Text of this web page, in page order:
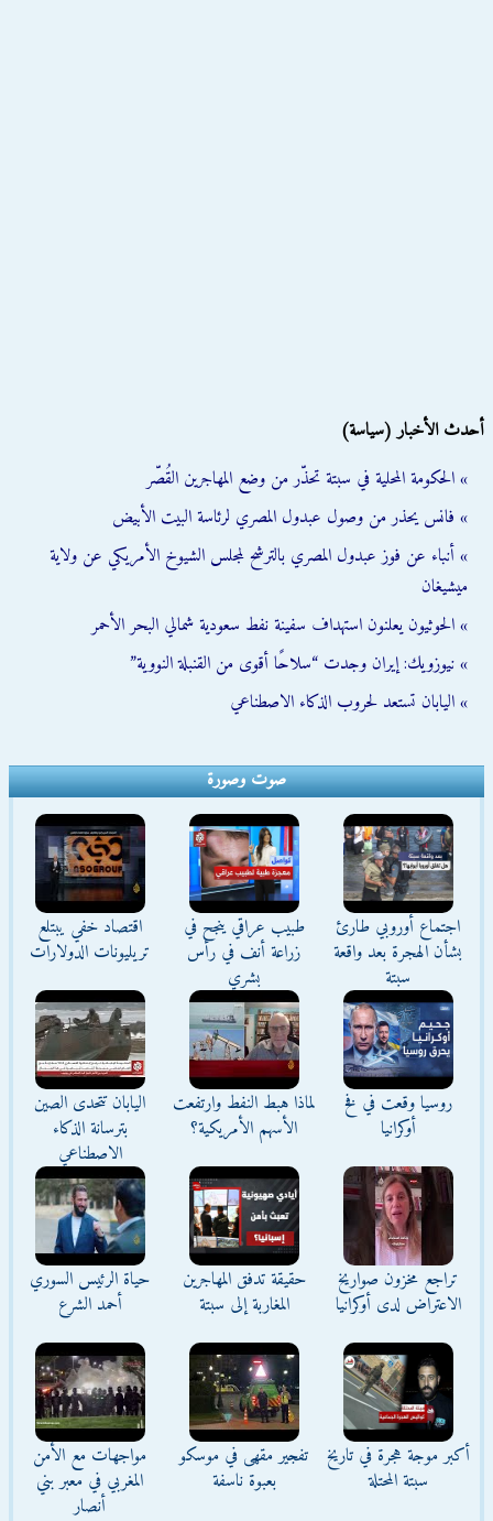
أحدث الأخبار (سياسة)
» الحكومة المحلية في سبتة تحذّر من وضع المهاجرين القُصّر
» فانس يحذر من وصول عبدول المصري لرئاسة البيت الأبيض
» أنباء عن فوز عبدول المصري بالترشح لمجلس الشيوخ الأمريكي عن ولاية
ميشيغان
» الحوثيون يعلنون استهداف سفينة نفط سعودية شمالي البحر الأحمر
» نيوزويك: إيران وجدت “سلاحًا أقوى من القنبلة النووية”
» اليابان تستعد لحروب الذكاء الاصطناعي
صوت وصورة
اجتماع أوروبي طارئ
بشأن الهجرة بعد واقعة
سبتة
طبيب عراقي ينجح في
زراعة أنف في رأس
بشري
اقتصاد خفي يبتلع
تريليونات الدولارات
روسيا وقعت في فخ
أوكرانيا
لماذا هبط النفط وارتفعت
الأسهم الأمريكية؟
اليابان تتحدى الصين
بترسانة الذكاء
الاصطناعي
تراجع مخزون صواريخ
الاعتراض لدى أوكرانيا
حقيقة تدفق المهاجرين
المغاربة إلى سبتة
حياة الرئيس السوري
أحمد الشرع
أكبر موجة هجرة في تاريخ
سبتة المحتلة
تفجير مقهى في موسكو
بعبوة ناسفة
مواجهات مع الأمن
المغربي في معبر بني
أنصار